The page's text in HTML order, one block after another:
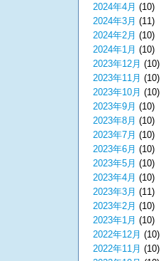
2024年4月 (10)
2024年3月 (11)
2024年2月 (10)
2024年1月 (10)
2023年12月 (10)
2023年11月 (10)
2023年10月 (10)
2023年9月 (10)
2023年8月 (10)
2023年7月 (10)
2023年6月 (10)
2023年5月 (10)
2023年4月 (10)
2023年3月 (11)
2023年2月 (10)
2023年1月 (10)
2022年12月 (10)
2022年11月 (10)